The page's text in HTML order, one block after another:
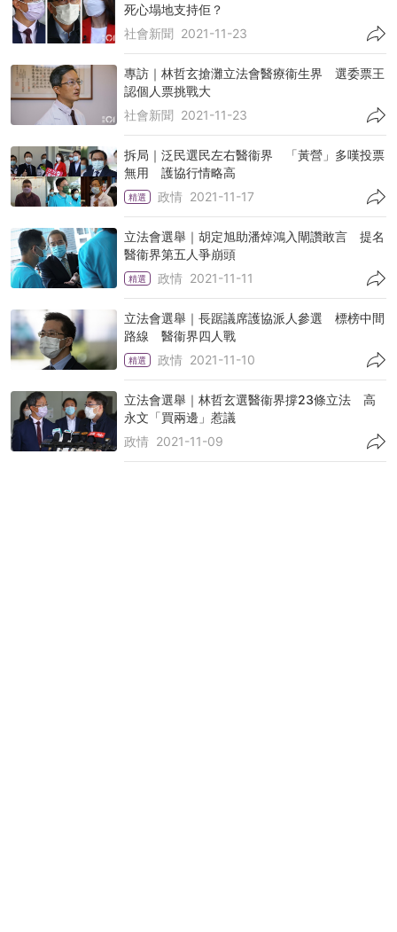
死心塌地支持佢？
社會新聞 2021-11-23
專訪｜林哲玄搶灘立法會醫療衞生界 選委票王
認個人票挑戰大
社會新聞 2021-11-23
拆局｜泛民選民左右醫衞界 「黃營」多嘆投票
無用 護協行情略高
精選 政情 2021-11-17
立法會選舉｜胡定旭助潘焯鴻入閘讚敢言 提名
醫衞界第五人爭崩頭
精選 政情 2021-11-11
立法會選舉｜長踞議席護協派人參選 標榜中間
路線 醫衞界四人戰
精選 政情 2021-11-10
立法會選舉｜林哲玄選醫衞界撐23條立法 高
永文「買兩邊」惹議
政情 2021-11-09